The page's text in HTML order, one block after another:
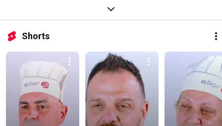
Shorts